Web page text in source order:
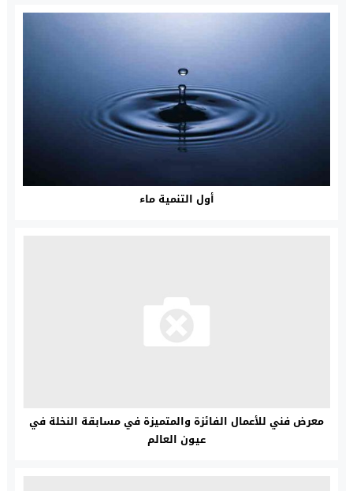
أول التنمية ماء
معرض فني للأعمال الفائزة والمتميزة في مسابقة النخلة في
عيون العالم